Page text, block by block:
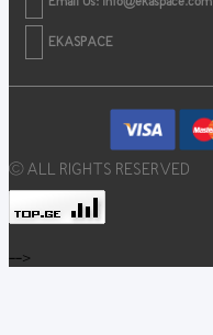
EKASPACE
© ALL RIGHTS RESERVED
-->